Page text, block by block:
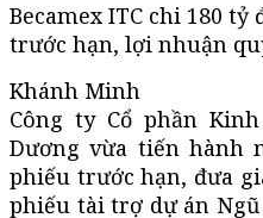
Becamex ITC chi 180
trước hạn, lợi nhuận
Khánh Minh
Công ty Cổ phần
Dương vừa tiến hành
phiếu trước hạn, đưa
phiếu tài trợ dự án